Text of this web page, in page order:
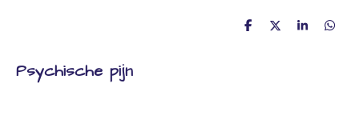
D
D
S
D
Psychische pijn